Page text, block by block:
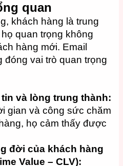
quan
khách hàng là trung
quan trọng không
hàng mới. Email
đóng vai trò quan trọng
và lòng trung thành:
gian và công sức chăm
họ cảm thấy được
đời của khách hàng
Value – CLV):